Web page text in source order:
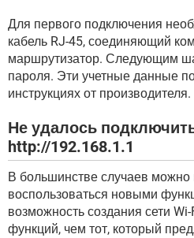
Для первого подключения
кабель RJ-45, соединяющий
маршрутизатор. Следующим
пароля. Эти учетные данные
инструкциях от производителя.
Не удалось
http://192.168.1.1
В большинстве случаев можно
воспользоваться новыми
возможность создания сети
функций, чем тот, который